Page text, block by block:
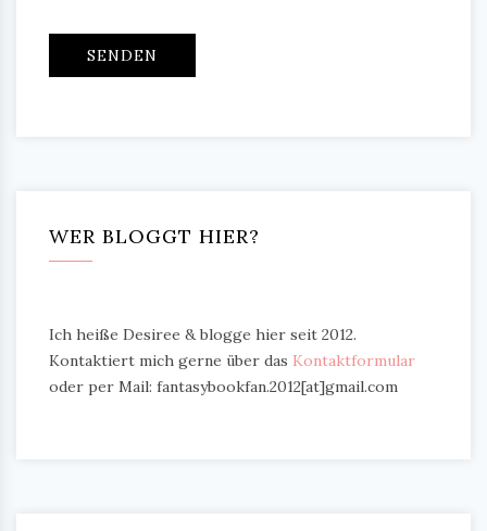
WER BLOGGT HIER?
Ich heiße Desiree & blogge hier seit 2012.
Kontaktiert mich gerne über das Kontaktformular
oder per Mail: fantasybookfan.2012[at]gmail.com